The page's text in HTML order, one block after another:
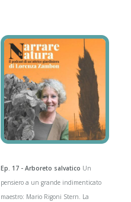
Ep. 17 - Arboreto salvatico Un
pensiero a un grande indimenticato
maestro: Mario Rigoni Stern. La